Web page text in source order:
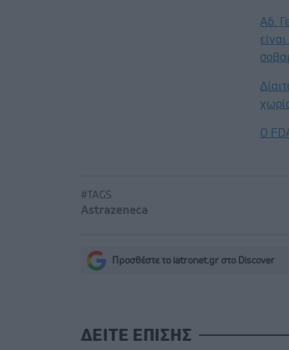
Αδ.
Ο
#TAGS
Astrazeneca
Προσθέστε το iatronet.gr στο Discover
ΔΕΙΤΕ ΕΠΙΣΗΣ